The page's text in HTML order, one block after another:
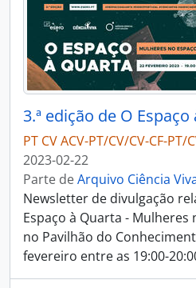
PT CV ACV-PT/CV/CV-CF-PT/
2023-02-22
Parte deArquivo Ciência
Newsletter de divulgação
Espaço à Quarta - Mulheres
no Pavilhão do
fevereiro entre as 19:00-